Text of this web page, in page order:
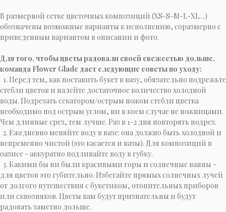
В размерной сетке цветочных композиций (XS-S-M-L-XL…)
обозначены возможные варианты к исполнению, соразмерно с
приведенным вариантом в описании и фото.
Для того, чтобы цветы радовали своей свежестью дольше,
команда Flower Glade дает следующие советы по уходу:
1. Перед тем, как поставить букет в вазу, обязательно подрежьте
стебли цветов и налейте достаточное количество холодной
воды. Подрезать секатором/острым ножом стебли цветка
необходимо под острым углом, ни в коем случае не ножницами.
Чем длинные срез, тем лучше. Раз в 1-2 дня повторять подрез.
2. Ежедневно меняйте воду в вазе: она должно быть холодной и
непременно чистой (это касается и вазы). Для композиций в
оазисе - аккуратно подливайте воду в губку.
3. Какими бы ни были красивыми горы и солнечные ванны -
для цветов это губительно. Избегайте прямых солнечных лучей
от долгого путешествия с букетиком, отопительных приборов
или сквозняков. Цветы вам будут признательны и будут
радовать заметно дольше.